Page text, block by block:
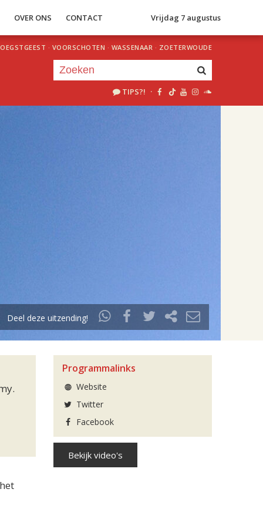
OVER ONS CONTACT Vrijdag 7 augustus
OEGSTGEEST · VOORSCHOTEN · WASSENAAR · ZOETERWOUDE
TIPS?! ·
Deel deze uitzending!
Programmalinks
Website
Twitter
Facebook
Bekijk video's